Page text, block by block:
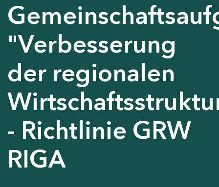
"Verbesserung
der regionalen
- Richtlinie GRW
RIGA